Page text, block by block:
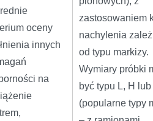
oceny
innych
na
zastosowaniem
nachylenia
od typu markizy.
Wymiary próbki
być typu L, H lub
(popularne typy